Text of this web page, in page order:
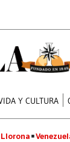
Y CULTURA